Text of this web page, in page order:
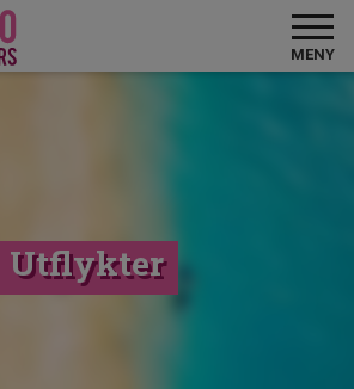
MENY
Utflykter